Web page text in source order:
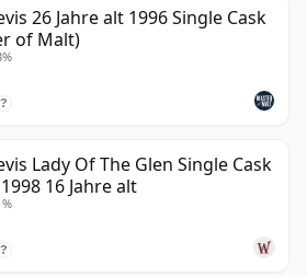
26 Jahre alt 1996 Single Cask
of Malt)
?
Lady Of The Glen Single Cask
16 Jahre alt
?